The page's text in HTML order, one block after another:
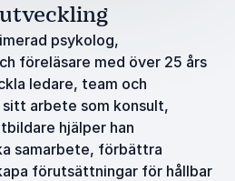
psykolog,
föreläsare med över 25 års
ledare, team och
sitt arbete som konsult,
hjälper han
samarbete, förbättra
förutsättningar för hållbar